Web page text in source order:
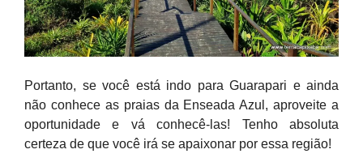
Portanto, se você está indo para Guarapari e ainda
não conhece as praias da Enseada Azul, aproveite a
oportunidade e vá conhecê-las! Tenho absoluta
certeza de que você irá se apaixonar por essa região!